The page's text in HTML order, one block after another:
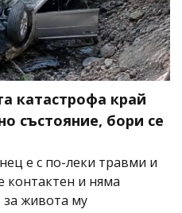
катастрофа край
състояние, бори се
е с по-леки травми и
контактен и няма
за живота му